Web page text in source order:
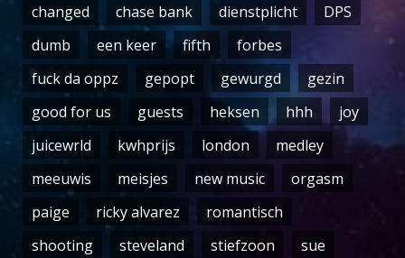
changed
chase bank dienstplicht
DPS
dumb
een keer fifth
forbes
fuck da oppz
gepopt gewurgd
gezin
good for us
guests heksen hhh
joy
juicewrld
kwhprijs london
medley
meeuwis
meisjes new music
orgasm
paige
ricky alvarez
romantisch
shooting
steveland stiefzoon sue